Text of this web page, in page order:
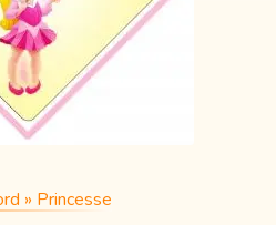
» Princesse